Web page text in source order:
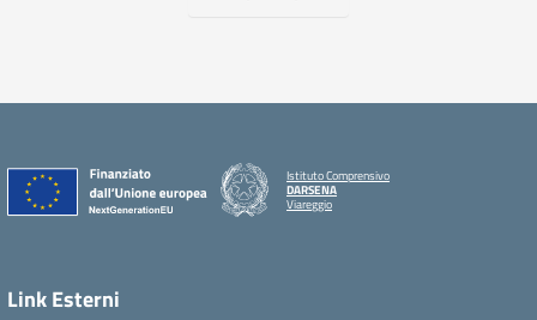
Istituto Comprensivo
DARSENA
Viareggio
Link Esterni